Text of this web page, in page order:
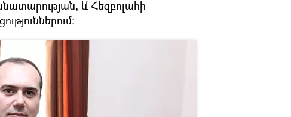
և՛ Հեզբոլահի